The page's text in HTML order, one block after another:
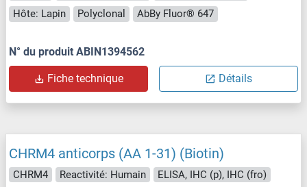
Hôte: Lapin
Polyclonal AbBy Fluor® 647
N° du produit ABIN1394562
Fiche technique Détails
CHRM4 anticorps (AA 1-31) (Biotin)
CHRM4 Reactivité: Humain
ELISA, IHC (p), IHC (fro)